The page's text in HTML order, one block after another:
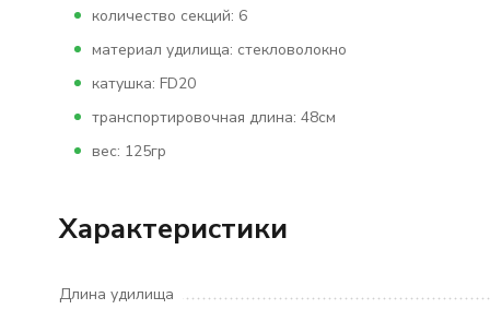
количество секций: 6
материал удилища: стекловолокно
катушка: FD20
транспортировочная длина: 48см
вес: 125гр
Характеристики
Длина удилища